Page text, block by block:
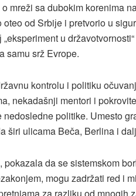
mreži sa dubokim korenima
od Srbiјe i pretvorio u
„eksperiment u
samu srž Evrope.
kontrolu i politiku
nekadašnji mentori i
nedosledne politike. Umesto
širi ulicama Beča, Berlina i
pokazala da se sistemskom
mogu zadržati red i